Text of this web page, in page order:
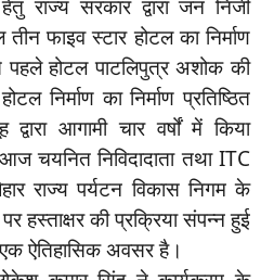
राज्य सरकार द्वारा जन निजी
फाइव स्टार होटल का निर्माण
होटल पाटलिपुत्र अशोक की
निर्माण का निर्माण प्रतिष्ठित
आगामी चार वर्षों में किया
चयनित निविदादाता तथा ITC
राज्य पर्यटन विकास निगम के
हस्ताक्षर की प्रक्रिया संपन्न हुई
ऐतिहासिक अवसर है।